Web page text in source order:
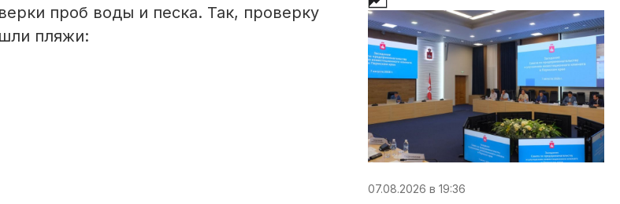
проб воды и песка. Так, проверку
пляжи:
07.08.2026 в 19:36